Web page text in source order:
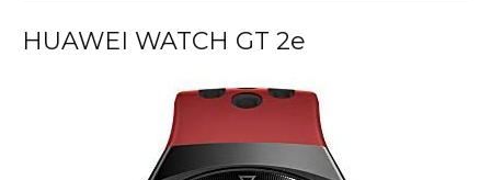
HUAWEI WATCH GT 2e